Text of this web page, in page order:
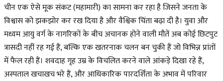
चीन एक ऐसे मूक संकट (महामारी) का सामना कर रहा है जिसने जनता के
विश्वास को झकझोर कर रख दिया है और वैश्विक चिंता बढ़ा दी है। युवा और
मध्यम आयु वर्ग के नागरिकों के बीच अचानक होने वाली मौतें अब कोई छिटपुट
त्रासदी नहीं रह गई हैं, बल्कि एक खतरनाक चलन बन चुकी हैं जो विभिन्न प्रांतों
में फैल रही हैं। शवदाह गृह उम्र के विचलित करने वाले आंकड़े दिखा रहे हैं,
अस्पताल खचाखच भरे हैं, और आधिकारिक पारदर्शिता के अभाव में परिवार